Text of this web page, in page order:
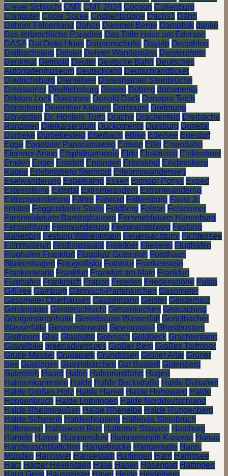
Clever Schlucht CMT CMT 2024 Cocoon Collenburg
Computer Coole Socke Coppenbrügge Dachs1 Dahn
Dahner Felsenland Dahon Dammer Berge Dampflok danke
Das terbrechliche Paradies Das Tolle Haus am Edersee
DASA Dat Ootto Huus Daunenschuhe Daytrip Decathlon
Deilbachsteig Deister Deister Wanderpass Deisterpforte
Denkmal
Detmold Deuter Deutsche Bahn Deutsches
Automatenmuseum Deutschland Deutschlandticket
Diedrichsburg Diemelsee Dietesheimer Steinbrüche
Dinosaurier Disdrichsburg Dissen Doberg documenta
Doktors Lock Doktorsee Donald Duck Donoper Teich
Dörenberg Dörenther Klippen Dortmund Dortmung
Dörverden Dr. Hönlein Turm Drache Drachenfeld Dreibäche
Rundweg Dreikaiserstuhl Duckomenta Duisburg Dunetal
Durbeke Durbekesteig Eberbach eBike Edersee Egestorf
Egge Eggetaler Panoramaweg Eibsee Eifel Eisenbahn
Eiserner Anton Elbphilharmonie Elde Elektrizität Elektroboot
Emden Enger Ensdorf Eppingen Erbeskopf Erlebnisberg
Kappe Erlebnisberg Sternrodt Erlebniswanderweg
Eselwanderung Espelkamp Essen Exmoor Ponys Exped
Externsteine Extertal Extremwandern Extremwanderng
Extremwanderung Fähre Fahrrad Falkenburg Faust Jr.
emittelt Feggendorfer Stolln Feldberg Felsen Felsenmer
Fernmeldeturm Barsinghausen Fernmeldeturm Hünenburg
Fernsehturm Fernwanderung Fernwanderweg Festung
Marienbrg Festung Wilhelmstein Feuerwachturm Fichtensee
Filmmuseum Findlingswald Fjoertoer Fliegerei Flughafen
Flughafen Frankfurt Flugplatz Gütersloh Forsthaus
Blumenhagen Fotografiska Fototour Frankenstein
Frankenwarte Frankfurt Frankfurt am Main Frankfurt
Flughafen Frankreich Fraport Freeden Friedenshöhe Fulda
G4Free Gamburg Garmisch-Partenkirchen Gasometer
Gasometer Oberhausen Gauselmann Geister Geisterholz
Geisterjäger Geisterschlucht Gelsenkirchen Geocaching
Georgsmarienhütte Geroldsauer Wasserfall
Gertelbacher
Wasserfälle Gespensterwald Gewinnspiel Ghostbusters
Giethoorn Glas Glashütte Gohrisch Goldbeck Grachtenfahrt
Gravelbike greenadventures Großer Berg Großes Torfmoor
Grube Messel Grugapark Grundlosen Grüner Altar Grüner
See Güglingen Gummibärchen Gut Bustedt Gutenberg
Gütersloh Haard Hafen Hafenrundfahrt Hagen
Hahnenkammsee Halde Halde Beckstraße Halde Duhamel
Halde Großes Holz Halde Haniel Halde Hoheward Halde
Hoppenbruch Halde Lothringen Halde Norddeutschland
Halde Rheinpreußen Halde Rhenelbe Halde Rungenberg
Halde Schwerin Haldenhopping Halleluja Steinbruch
Halloween Halloween Run Halterner Stausee Hamburg
Hameln Hamm Hammerslust Hammersmith Kaserne Hanau
Handwaschblättchen Hängebrücke Hängematte Hann.
Münden Hannover Hansestadt Harlingen Harrl Hartigsee
Harz Harzer Hexenstieg Hase Hasen Hasenpatt Hattingen
Haus Geist Hausgeister Havel Heide Heidelberg